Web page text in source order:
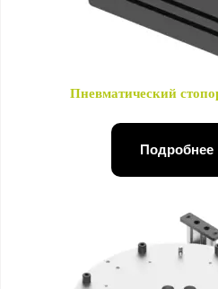
Пневматический
Подробнее